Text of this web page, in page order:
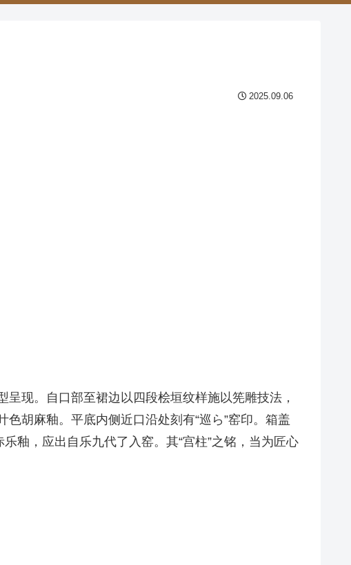
2025.09.06
现。自口部至裙边以四段桧垣纹样施以筅雕技法，
胡麻釉。平底内侧近口沿处刻有“巡ら”窑印。箱盖
，应出自乐九代了入窑。其“宫柱”之铭，当为匠心